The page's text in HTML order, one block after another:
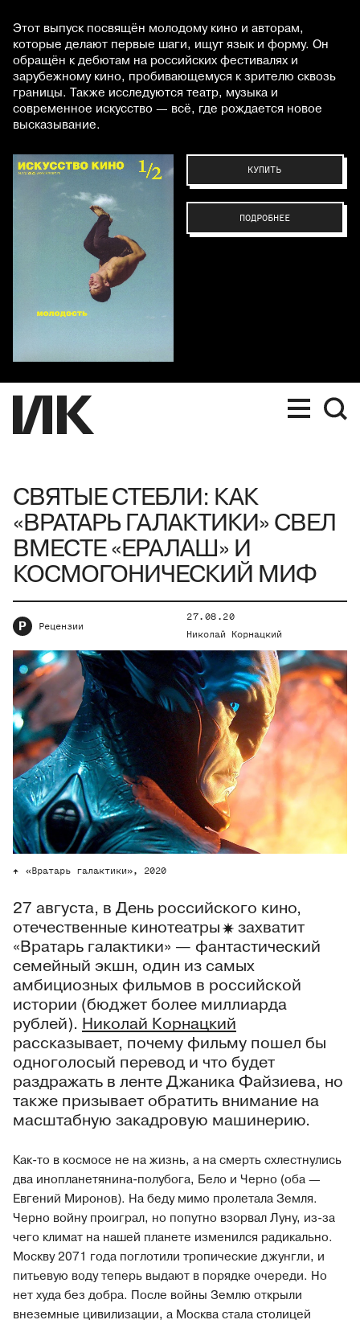
Этот выпуск посвящён молодому кино и авторам,
которые делают первые шаги, ищут язык и форму. Он
обращён к дебютам на российских фестивалях и
зарубежному кино, пробивающемуся к зрителю сквозь
границы. Также исследуются театр, музыка и
современное искусство — всё, где рождается новое
высказывание.
КУПИТЬ
ПОДРОБНЕЕ
СВЯТЫЕ СТЕБЛИ: КАК
«ВРАТАРЬ ГАЛАКТИКИ» СВЕЛ
ВМЕСТЕ «ЕРАЛАШ» И
КОСМОГОНИЧЕСКИЙ МИФ
Р Рецензии
27.08.20
Николай Корнацкий
«Вратарь галактики», 2020
27 августа, в День российского кино,
отечественные кинотеатры
захватит
«Вратарь галактики» — фантастический
семейный экшн, один из самых
амбициозных фильмов в российской
истории (бюджет более миллиарда
рублей). Николай Корнацкий
рассказывает, почему фильму пошел бы
одноголосый перевод и что будет
раздражать в ленте Джаника Файзиева, но
также призывает обратить внимание на
масштабную закадровую машинерию.
Как-то в космосе не на жизнь, а на смерть схлестнулись
два инопланетянина-полубога, Бело и Черно (оба —
Евгений Миронов). На беду мимо пролетала Земля.
Черно войну проиграл, но попутно взорвал Луну, из-за
чего климат на нашей планете изменился радикально.
Москву 2071 года поглотили тропические джунгли, и
питьевую воду теперь выдают в порядке очереди. Но
нет худа без добра. После войны Землю открыли
внеземные цивилизации, а Москва стала столицей